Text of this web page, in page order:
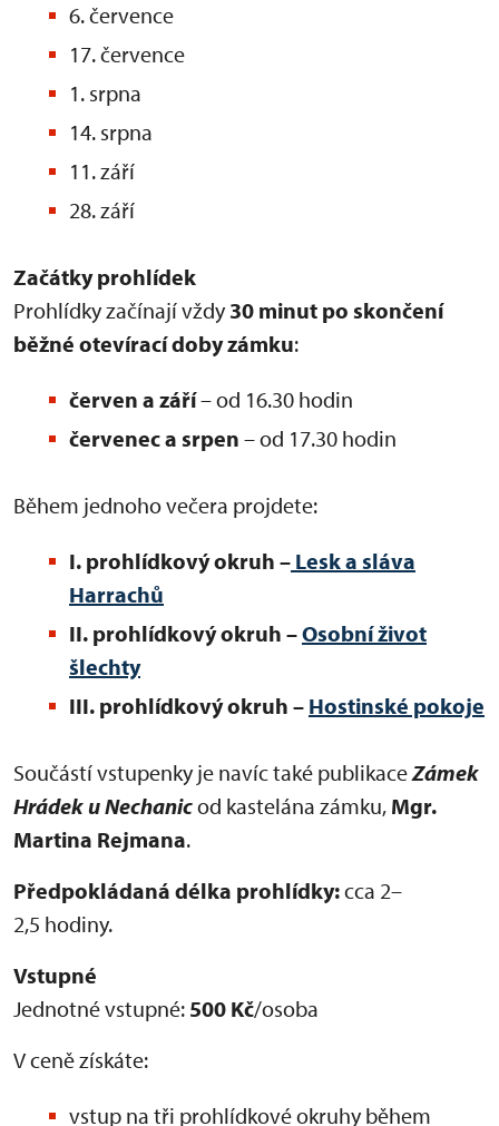
6. července
17. července
1. srpna
14. srpna
11. září
28. září
Začátky prohlídek
Prohlídky začínají vždy 30 minut po skončení
běžné otevírací doby zámku:
červen a září– od 16.30 hodin
červenec a srpen – od 17.30 hodin
Během jednoho večera projdete:
I. prohlídkový okruh – Lesk a sláva
Harrachů
II. prohlídkový okruh –Osobní život
šlechty
III. prohlídkový okruh – Hostinské pokoje
Součástí vstupenky je navíc také publikaceZámek
Hrádek u Nechanicod kastelána zámku, Mgr.
Martina Rejmana.
Předpokládaná délka prohlídky:cca 2–
2,5 hodiny.
Vstupné
Jednotné vstupné: 500 Kč/osoba
V ceně získáte:
vstup na tři prohlídkové okruhy během